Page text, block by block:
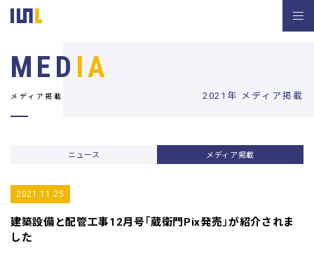
2021年 メディア掲載
MED IA
メディア掲載
ニュース メディア掲載
2021.11.25
建築設備と配管工事12月号「蔵衛門Pix発売」が紹介されま
した